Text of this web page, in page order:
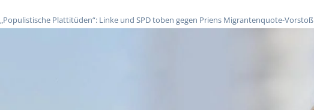
„Populistische Plattitüden“: Linke und SPD toben gegen Priens Migrantenquote-Vorstoß